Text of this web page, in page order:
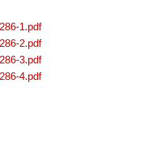
1.pdf
2.pdf
3.pdf
4.pdf